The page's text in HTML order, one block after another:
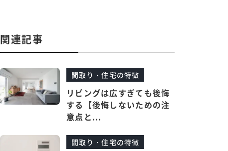
関連記事
間取り・住宅の特徴
リビングは広すぎても後悔
する【後悔しないための注
意点と...
間取り・住宅の特徴